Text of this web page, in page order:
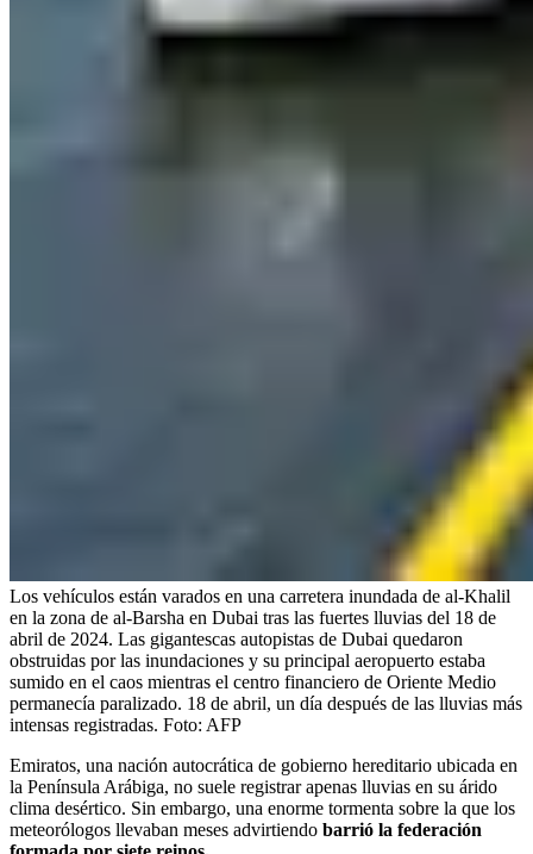
Los vehículos están varados en una carretera inundada de al-Khalil
en la zona de al-Barsha en Dubai tras las fuertes lluvias del 18 de
abril de 2024. Las gigantescas autopistas de Dubai quedaron
obstruidas por las inundaciones y su principal aeropuerto estaba
sumido en el caos mientras el centro financiero de Oriente Medio
permanecía paralizado. 18 de abril, un día después de las lluvias más
intensas registradas. Foto: AFP
Emiratos, una nación autocrática de gobierno hereditario ubicada en
la Península Arábiga, no suele registrar apenas lluvias en su árido
clima desértico. Sin embargo, una enorme tormenta sobre la que los
meteorólogos llevaban meses advirtiendo barrió la federación